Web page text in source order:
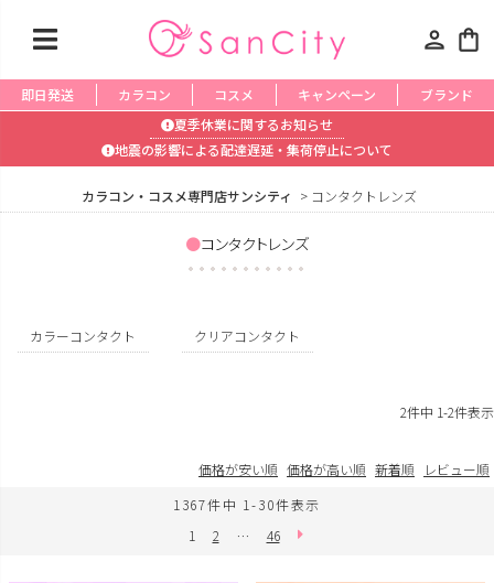
person shopping_bag
即日発送 カラコン コスメ キャンペーン
ブランド
夏季休業に関するお知らせ
地震の影響による配達遅延・集荷停止について
カラコン・コスメ専門店サンシティ コンタクトレンズ
コンタクトレンズ
カラーコンタクト クリアコンタクト
2件中 1-2件表示
価格が安い順 価格が高い順 新着順
レビュー順
1367件中 1-30件表示
1
2 … 46